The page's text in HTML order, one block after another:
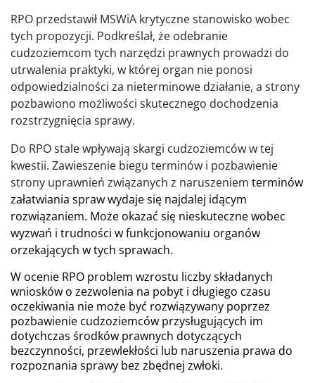
RPO przedstawił MSWiA krytyczne stanowisko wobec
tych propozycji. Podkreślał, że odebranie
cudzoziemcom tych narzędzi prawnych prowadzi do
utrwalenia praktyki, w której organ nie ponosi
odpowiedzialności za nieterminowe działanie, a strony
pozbawiono możliwości skutecznego dochodzenia
rozstrzygnięcia sprawy.
Do RPO stale wpływają skargi cudzoziemców w tej
kwestii. Zawieszenie biegu terminów i pozbawienie
strony uprawnień związanych z naruszeniem terminów
załatwiania spraw wydaje się najdalej idącym
rozwiązaniem. Może okazać się nieskuteczne wobec
wyzwań i trudności w funkcjonowaniu organów
orzekających w tych sprawach.
W ocenie RPO problem wzrostu liczby składanych
wniosków o zezwolenia na pobyt i długiego czasu
oczekiwania nie może być rozwiązywany poprzez
pozbawienie cudzoziemców przysługujących im
dotychczas środków prawnych dotyczących
bezczynności, przewlekłości lub naruszenia prawa do
rozpoznania sprawy bez zbędnej zwłoki.